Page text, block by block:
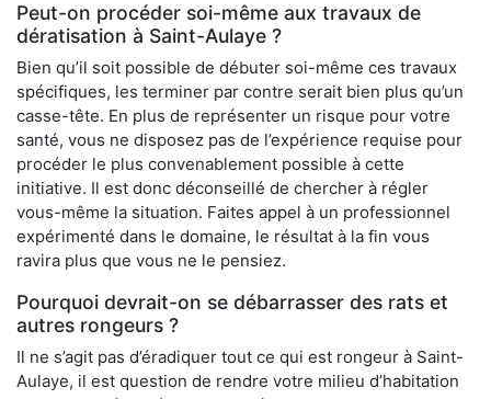
Peut-on procéder soi-même aux travaux de
dératisation à Saint-Aulaye ?
Bien qu’il soit possible de débuter soi-même ces travaux
spécifiques, les terminer par contre serait bien plus qu’un
casse-tête. En plus de représenter un risque pour votre
santé, vous ne disposez pas de l’expérience requise pour
procéder le plus convenablement possible à cette
initiative. Il est donc déconseillé de chercher à régler
vous-même la situation. Faites appel à un professionnel
expérimenté dans le domaine, le résultat à la fin vous
ravira plus que vous ne le pensiez.
Pourquoi devrait-on se débarrasser des rats et
autres rongeurs ?
Il ne s’agit pas d’éradiquer tout ce qui est rongeur à Saint-
Aulaye, il est question de rendre votre milieu d’habitation